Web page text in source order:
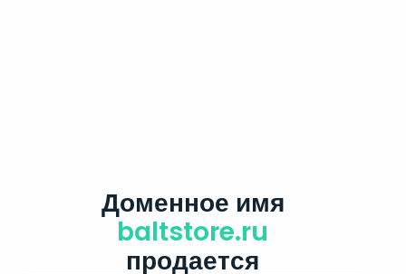
Доменное имя
baltstore.ru
продается